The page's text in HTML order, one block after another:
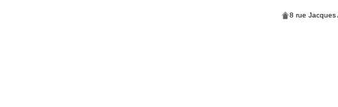
8 rue Jacques